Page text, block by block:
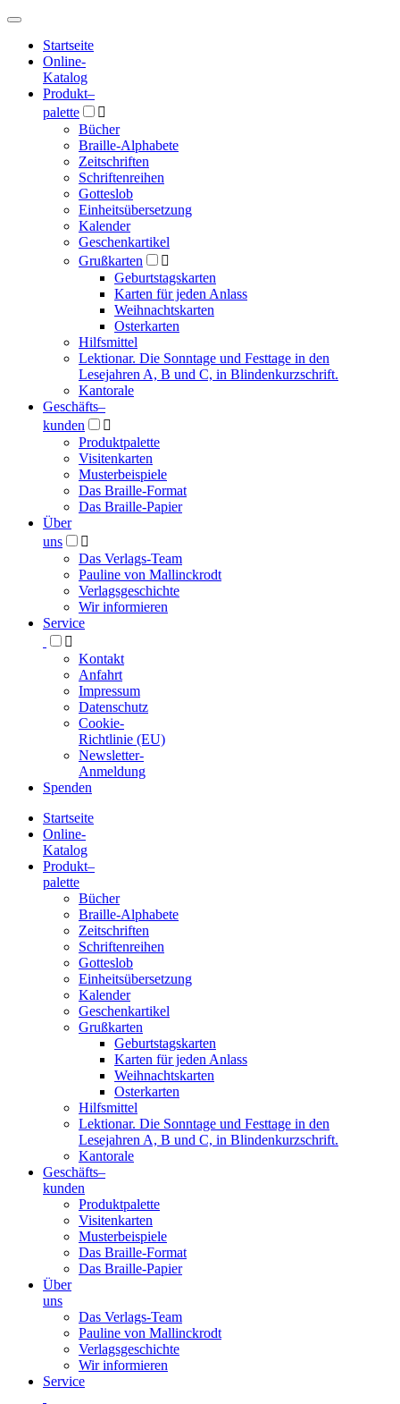
Hauptmenü
Hauptmenü
Startseite
Online-
Katalog
Produkt–
palette

Bücher
Braille-Alphabete
Zeitschriften
Schriftenreihen
Gotteslob
Einheitsübersetzung
Kalender
Geschenkartikel
Grußkarten

Geburtstagskarten
Karten für jeden Anlass
Weihnachtskarten
Osterkarten
Hilfsmittel
Lektionar. Die Sonntage und Festtage in den
Lesejahren A, B und C, in Blindenkurzschrift.
Kantorale
Geschäfts­–
kunden

Produktpalette
Visitenkarten
Musterbeispiele
Das Braille-Format
Das Braille-Papier
Über
uns

Das Verlags-Team
Pauline von Mallinckrodt
Verlagsgeschichte
Wir informieren
Service

Kontakt
Anfahrt
Impressum
Datenschutz
Cookie-
Richtlinie (EU)
Newsletter-
Anmeldung
Spenden
Blindenschrift-
Verlag
Druckerei
gGmbH
Startseite
Online-
Katalog
Produkt–
palette
Bücher
Braille-Alphabete
Zeitschriften
Schriftenreihen
Gotteslob
Einheitsübersetzung
Kalender
Geschenkartikel
Grußkarten
Geburtstagskarten
Karten für jeden Anlass
Weihnachtskarten
Osterkarten
Hilfsmittel
Lektionar. Die Sonntage und Festtage in den
Lesejahren A, B und C, in Blindenkurzschrift.
Kantorale
Geschäfts­–
kunden
Produktpalette
Visitenkarten
Musterbeispiele
Das Braille-Format
Das Braille-Papier
Über
uns
Das Verlags-Team
Pauline von Mallinckrodt
Verlagsgeschichte
Wir informieren
Service